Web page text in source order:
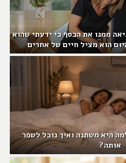
ממנו את הכסף כי ידעתי שהוא
הוא מציל חיים של אחרים
היא משתנה ואיך נוכל לשפר
אותה?